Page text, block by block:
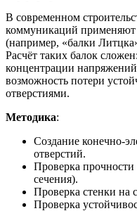
В современном
коммуникаций применяют
(например, «балки
Расчёт таких балок
концентрации
возможность потери
отверстиями.
Методика:
Создание конечно-
отверстий.
Проверка прочности
сечения).
Проверка стенки на
Проверка